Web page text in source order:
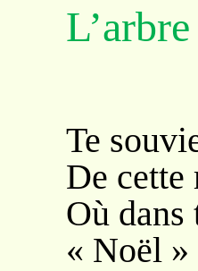
Te
De cette
Où
« Noël